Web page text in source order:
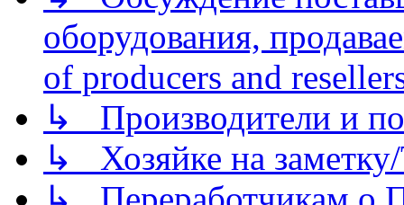
оборудования,
of producers and
↳ Производители и
↳ Хозяйке на